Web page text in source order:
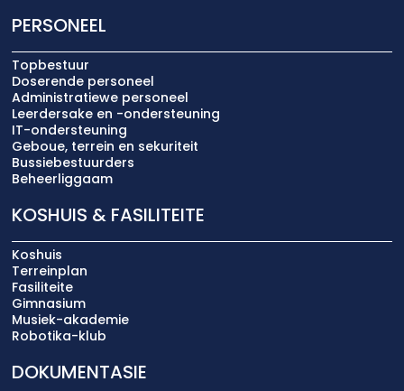
PERSONEEL
Topbestuur
Doserende personeel
Administratiewe personeel
Leerdersake en -ondersteuning
IT-ondersteuning
Geboue, terrein en sekuriteit
Bussiebestuurders
Beheerliggaam
KOSHUIS & FASILITEITE
Koshuis
Terreinplan
Fasiliteite
Gimnasium
Musiek-akademie
Robotika-klub
DOKUMENTASIE